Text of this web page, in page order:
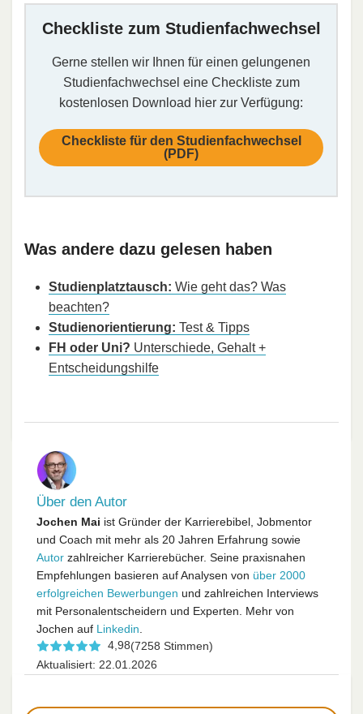
Checkliste zum Studienfachwechsel
Gerne stellen wir Ihnen für einen gelungenen
Studienfachwechsel eine Checkliste zum
kostenlosen Download hier zur Verfügung:
Checkliste für den Studienfachwechsel
(PDF)
Was andere dazu gelesen haben
Studienplatztausch: Wie geht das? Was
beachten?
Studienorientierung: Test & Tipps
FH oder Uni? Unterschiede, Gehalt +
Entscheidungshilfe
Über den Autor
Jochen Mai ist Gründer der Karrierebibel, Jobmentor
und Coach mit mehr als 20 Jahren Erfahrung sowie
Autor zahlreicher Karrierebücher. Seine praxisnahen
Empfehlungen basieren auf Analysen von über 2000
erfolgreichen Bewerbungen und zahlreichen Interviews
mit Personalentscheidern und Experten. Mehr von
Jochen auf Linkedin
4,98(7258 Stimmen)
Aktualisiert: 22.01.2026